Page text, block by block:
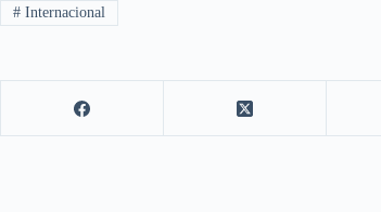
#Internacional